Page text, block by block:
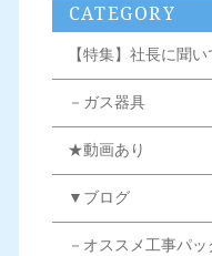
CATEGORY
【特集】社長に聞
－ガス器具
★動画あり
▼ブログ
－オススメ工事パッ